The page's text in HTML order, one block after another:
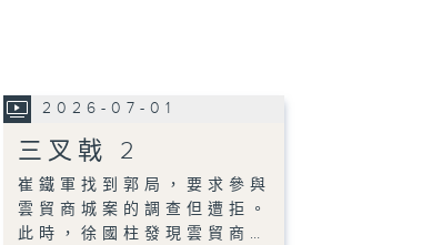
2026-07-01
三叉戟 2
崔鐵軍找到郭局，要求參與
雲貿商城案的調查但遭拒。
此時，徐國柱發現雲貿商…